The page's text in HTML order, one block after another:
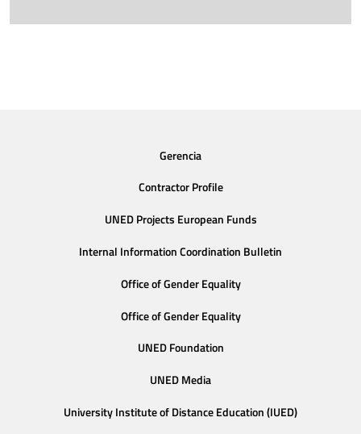
Gerencia
Contractor Profile
UNED Projects European Funds
Internal Information Coordination Bulletin
Office of Gender Equality
Office of Gender Equality
UNED Foundation
UNED Media
University Institute of Distance Education (IUED)